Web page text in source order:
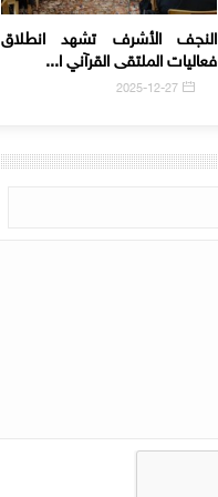
النجف الأشرف تشهد انطلاق
فعاليات الملتقى القرآني ا...
2025-12-27